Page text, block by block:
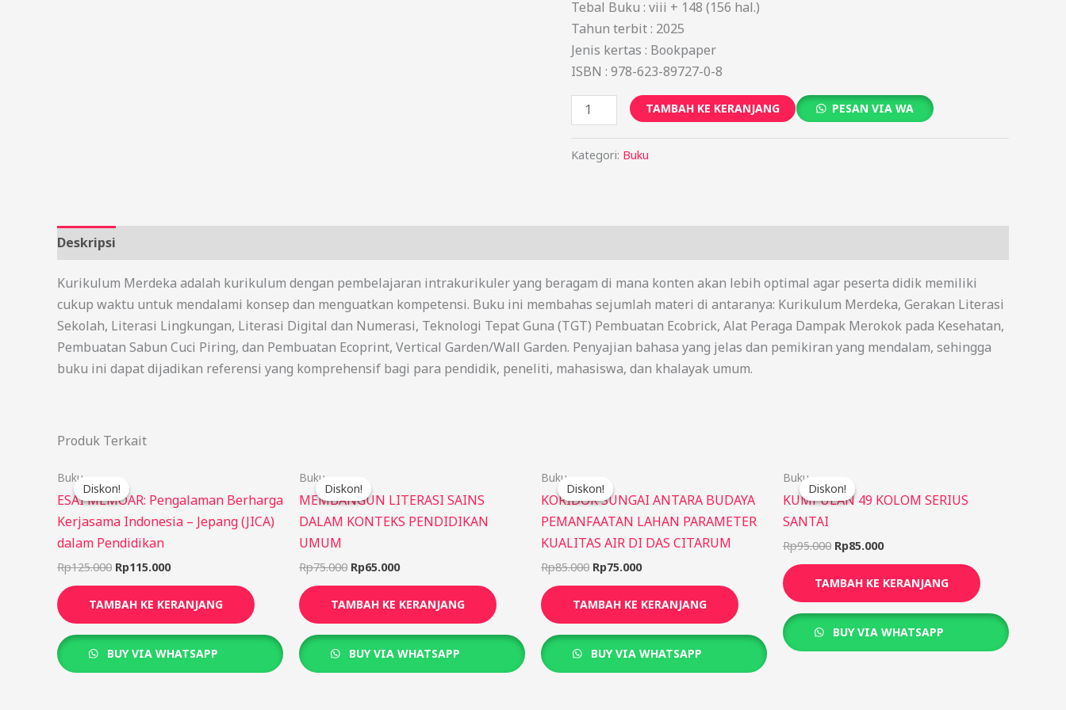
Tebal Buku : viii + 148 (156 hal.)
Tahun terbit : 2025
Jenis kertas : Bookpaper
ISBN : 978-623-89727-0-8
TAMBAH KE KERANJANG PESAN VIA WA
Kategori: Buku
Deskripsi
Kurikulum Merdeka adalah kurikulum dengan pembelajaran intrakurikuler yang beragam di mana konten akan lebih optimal agar peserta didik memiliki
cukup waktu untuk mendalami konsep dan menguatkan kompetensi. Buku ini membahas sejumlah materi di antaranya: Kurikulum Merdeka, Gerakan Literasi
Sekolah, Literasi Lingkungan, Literasi Digital dan Numerasi, Teknologi Tepat Guna (TGT) Pembuatan Ecobrick, Alat Peraga Dampak Merokok pada Kesehatan,
Pembuatan Sabun Cuci Piring, dan Pembuatan Ecoprint, Vertical Garden/Wall Garden. Penyajian bahasa yang jelas dan pemikiran yang mendalam, sehingga
buku ini dapat dijadikan referensi yang komprehensif bagi para pendidik, peneliti, mahasiswa, dan khalayak umum.
Produk Terkait
Diskon!
Diskon!
Buku
ESAI MEMOAR: Pengalaman Berharga
Kerjasama Indonesia – Jepang (JICA)
dalam Pendidikan
Rp125.000
adalah:
Rp125.000.
Rp115.000
ini
adalah:
Rp115.000.
TAMBAH KE KERANJANG
BUY VIA WHATSAPP
Diskon!
Diskon!
Buku
MEMBANGUN LITERASI SAINS
DALAM KONTEKS PENDIDIKAN
UMUM
Rp75.000
adalah:
Rp75.000.
Rp65.000
ini
adalah:
Rp65.000.
TAMBAH KE KERANJANG
BUY VIA WHATSAPP
Diskon!
Diskon!
Buku
KORIDOR SUNGAI ANTARA BUDAYA
PEMANFAATAN LAHAN PARAMETER
KUALITAS AIR DI DAS CITARUM
Rp85.000
adalah:
Rp85.000.
Rp75.000
ini
adalah:
Rp75.000.
TAMBAH KE KERANJANG
BUY VIA WHATSAPP
Diskon!
Diskon!
Buku
KUMPULAN 49 KOLOM SERIUS
SANTAI
Rp95.000
adalah:
Rp95.000.
Rp85.000
ini
adalah:
TAMBAH KE KERANJANG
BUY VIA WHATSAPP